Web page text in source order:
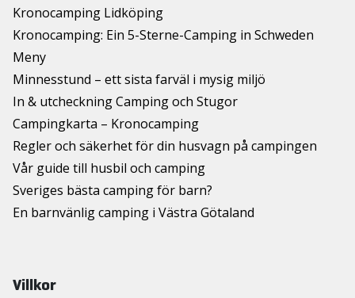
Kronocamping Lidköping
Kronocamping: Ein 5-Sterne-Camping in Schweden
Meny
Minnesstund – ett sista farväl i mysig miljö
In & utcheckning Camping och Stugor
Campingkarta – Kronocamping
Regler och säkerhet för din husvagn på campingen
Vår guide till husbil och camping
Sveriges bästa camping för barn?
En barnvänlig camping i Västra Götaland
Villkor